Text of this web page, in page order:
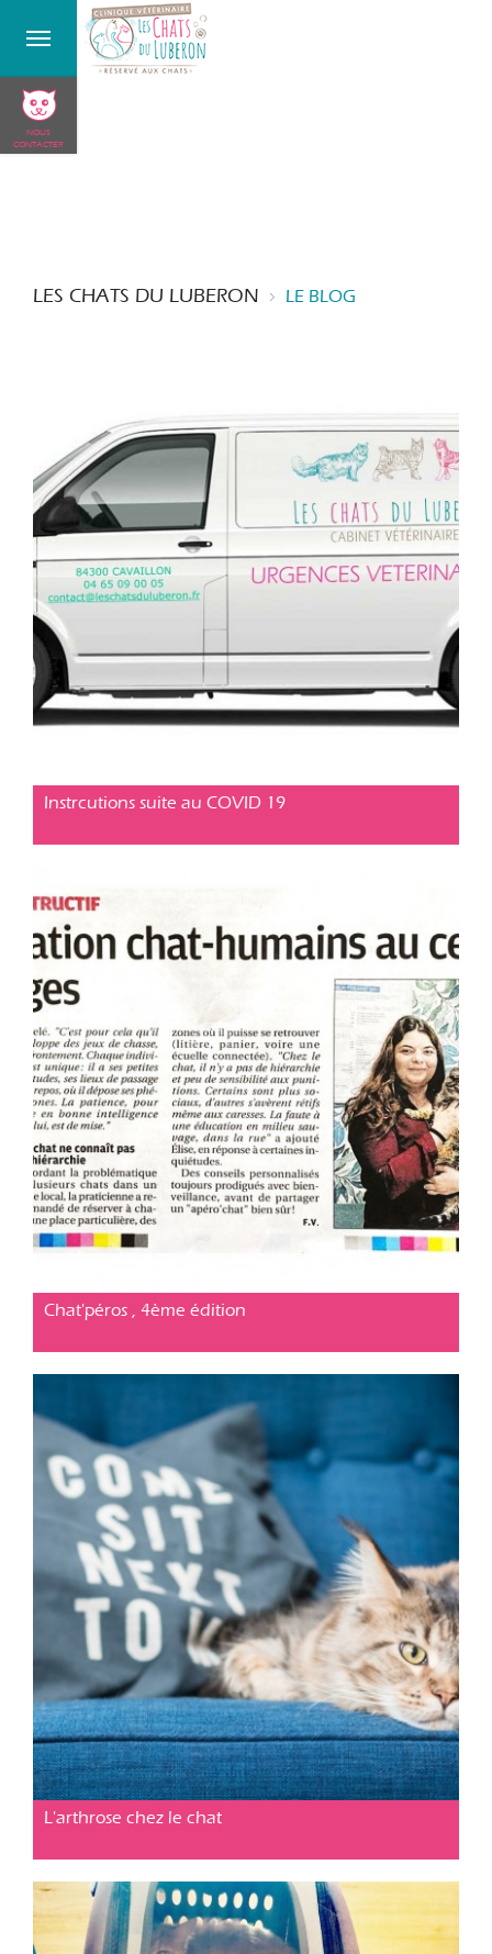
LES CHATS DU LUBERON LE BLOG
Conseil pratique
Instrcutions suite au COVID 19
Cabinet vétérinaire Cavaillon
Posté le 11 mars 2020
Chat'péros , 4ème édition
Conseil pratique
Posté le 11 nov. 2019
L'arthrose chez le chat
NOUS
CONTACTER